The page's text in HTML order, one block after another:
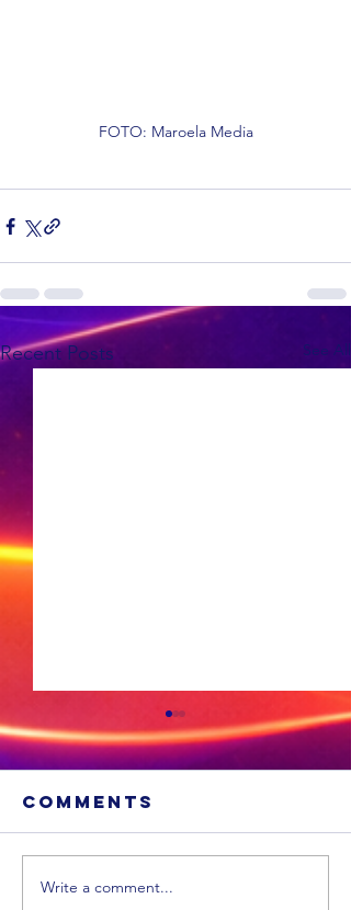
FOTO: Maroela Media
Recent Posts See All
Sneeu word
Comments
Write a comment...